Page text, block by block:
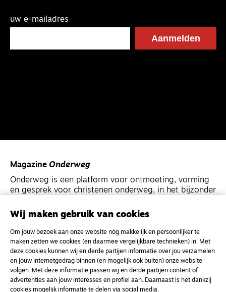
uw e-mailadres
Magazine Onderweg
Onderweg is een platform voor ontmoeting, vorming
en gesprek voor christenen onderweg, in het bijzonder
Kvk-nummer 33277063
NL46 INGB 0117 5827 86
info@onderwegonline.nl
Wij maken gebruik van cookies
Om jouw bezoek aan onze website nóg makkelijk en persoonlijker te
maken zetten we cookies (en daarmee vergelijkbare technieken) in. Met
deze cookies kunnen wij en derde partijen informatie over jou verzamelen
en jouw internetgedrag binnen (en mogelijk ook buiten) onze website
volgen. Met deze informatie passen wij en derde partijen content of
advertenties aan jouw interesses en profiel aan. Daarnaast is het dankzij
cookies mogelijk informatie te delen via social media.